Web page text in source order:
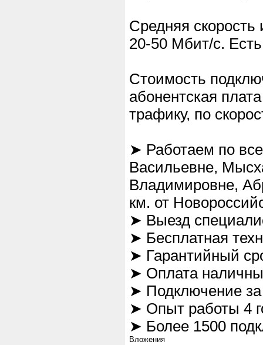
Средняя скорость
20-50 Мбит/с.
Стоимость
абонентская
трафику, по
➤ Работаем по
Васильевне,
Владимировне,
км. от
➤ Выезд
➤ Бесплатная
➤ Гарантийный
➤ Оплата
➤ Подключение
➤ Опыт работы 4
➤ Более 1500
Вложения